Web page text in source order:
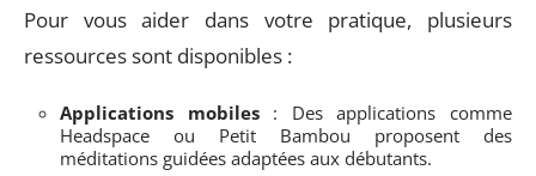
Pour vous aider dans votre pratique, plusieurs
ressources sont disponibles :
Applications mobiles: Des applications comme
Headspace ou Petit Bambou proposent des
méditations guidées adaptées aux débutants.